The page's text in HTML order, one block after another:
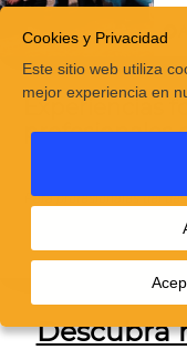
Experiencias
profesionales
liderazgo,
Para profesionales del
Descubra
Cookies y Privacidad
Este sitio web utiliza
mejor experiencia en